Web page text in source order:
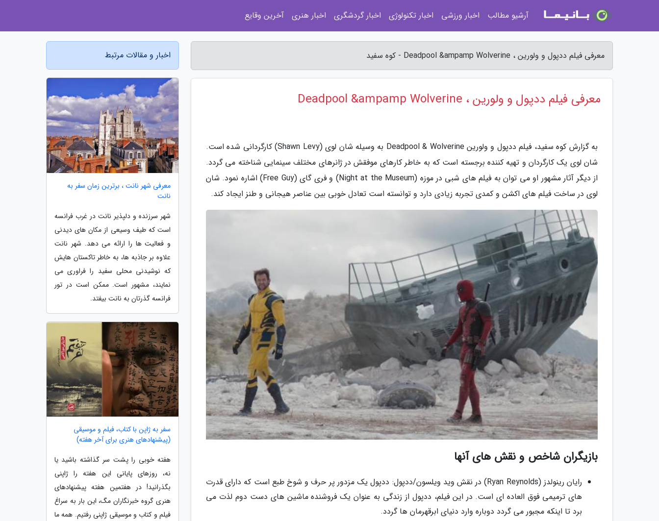
معرفی فیلم ددپول و ولورین ، Deadpool &ampamp Wolverine - کوه سفید
معرفی فیلم ددپول و ولورین ، Deadpool &ampamp Wolverine
به گزارش کوه سفید، فیلم ددپول و ولورین Deadpool & Wolverine به وسیله شان لوی (Shawn Levy) کارگردانی شده است.
شان لوی یک کارگردان و تهیه کننده برجسته است که به خاطر کارهای موفقش در ژانرهای مختلف سینمایی شناخته می گردد.
از دیگر آثار مشهور او می توان به فیلم های شبی در موزه (Night at the Museum) و فری گای (Free Guy) اشاره نمود. شان
لوی در ساخت فیلم های اکشن و کمدی تجربه زیادی دارد و توانسته است تعادل خوبی بین عناصر هیجانی و طنز ایجاد کند.
بازیگران شاخص و نقش های آنها
رایان رینولدز (Ryan Reynolds) در نقش وید ویلسون/ددپول: ددپول یک مزدور پر حرف و شوخ طبع است که دارای قدرت
های ترمیمی فوق العاده ای است. در این فیلم، ددپول از زندگی به عنوان یک فروشنده ماشین های دست دوم لذت می
برد تا اینکه مجبور می گردد دوباره وارد دنیای ابرقهرمان ها گردد.
اخبار و مقالات مرتبط
معرفی شهر نانت ، برترین زمان سفر به
نانت
شهر سرزنده و دلپذیر نانت در غرب فرانسه
است که طیف وسیعی از مکان های دیدنی
و فعالیت ها را ارائه می دهد. شهر نانت
علاوه بر جاذبه ها، به خاطر تاکستان هایش
که نوشیدنی محلی سفید را فراوری می
نمایند، مشهور است. ممکن است در تور
فرانسه گذرتان به نانت بیفتد.
سفر به ژاپن با کتاب، فیلم و موسیقی
(پیشنهادهای هنری برای آخر هفته)
هفته خوبی را پشت سر گذاشته باشید یا
نه، روزهای پایانی این هفته را ژاپنی
بگذرانید! در هفتمین هفته پیشنهادهای
هنری گروه خبرنگاران مگ، این بار به سراغ
فیلم و کتاب و موسیقی ژاپنی رفتیم. همه ما
آرشیو مطالب اخبار ورزشی اخبار تکنولوژی اخبار گردشگری اخبار هنری آخرین وقایع